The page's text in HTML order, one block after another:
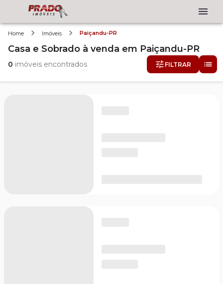
Home Imóveis Paiçandu-PR
Casa e Sobrado à venda em Paiçandu-PR
0 imóveis encontrados FILTRAR